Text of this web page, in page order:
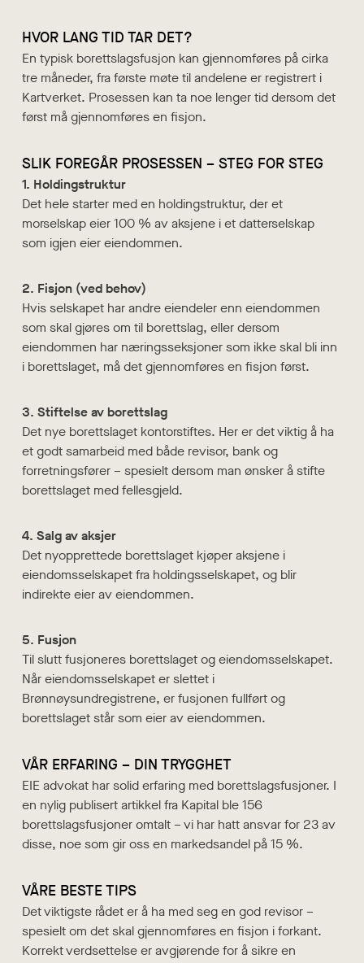
HVOR LANG TID TAR DET?
En typisk borettslagsfusjon kan gjennomføres på cirka
tre måneder, fra første møte til andelene er registrert i
Kartverket. Prosessen kan ta noe lenger tid dersom det
først må gjennomføres en fisjon.
SLIK FOREGÅR PROSESSEN – STEG FOR STEG
1. Holdingstruktur
Det hele starter med en holdingstruktur, der et
morselskap eier 100 % av aksjene i et datterselskap
som igjen eier eiendommen.
2. Fisjon (ved behov)
Hvis selskapet har andre eiendeler enn eiendommen
som skal gjøres om til borettslag, eller dersom
eiendommen har næringsseksjoner som ikke skal bli inn
i borettslaget, må det gjennomføres en fisjon først.
3. Stiftelse av borettslag
Det nye borettslaget kontorstiftes. Her er det viktig å ha
et godt samarbeid med både revisor, bank og
forretningsfører – spesielt dersom man ønsker å stifte
borettslaget med fellesgjeld.
4. Salg av aksjer
Det nyopprettede borettslaget kjøper aksjene i
eiendomsselskapet fra holdingsselskapet, og blir
indirekte eier av eiendommen.
5. Fusjon
Til slutt fusjoneres borettslaget og eiendomsselskapet.
Når eiendomsselskapet er slettet i
Brønnøysundregistrene, er fusjonen fullført og
borettslaget står som eier av eiendommen.
VÅR ERFARING – DIN TRYGGHET
EIE advokat har solid erfaring med borettslagsfusjoner. I
en nylig publisert artikkel fra Kapital ble 156
borettslagsfusjoner omtalt – vi har hatt ansvar for 23 av
disse, noe som gir oss en markedsandel på 15 %.
VÅRE BESTE TIPS
Det viktigste rådet er å ha med seg en god revisor –
spesielt om det skal gjennomføres en fisjon i forkant.
Korrekt verdsettelse er avgjørende for å sikre en